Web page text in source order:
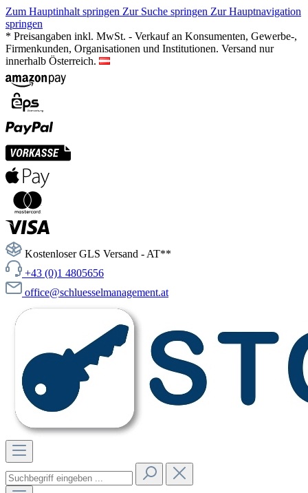
Zum Hauptinhalt springen Zur Suche springen Zur Hauptnavigation
springen
* Preisangaben inkl. MwSt. - Verkauf an Konsumenten, Gewerbe-,
Firmenkunden, Organisationen und Institutionen. Versand nur
innerhalb Österreich.
Kostenloser GLS Versand - AT**
+43 (0)1 4805656
office@schluesselmanagement.at